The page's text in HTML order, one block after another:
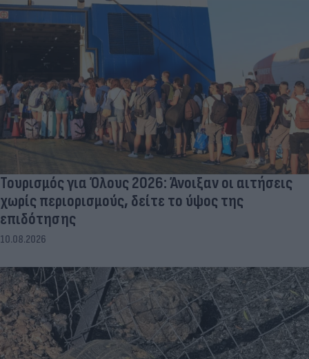
Τουρισμός για Όλους 2026: Άνοιξαν οι αιτήσεις
χωρίς περιορισμούς, δείτε το ύψος της
επιδότησης
10.08.2026